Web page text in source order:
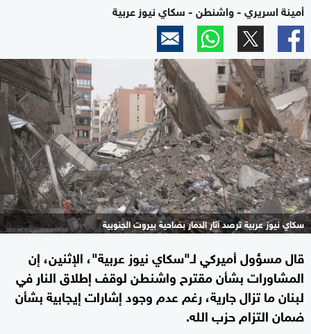
أمينة اسريري - واشنطن - سكاي نيوز عربية
سكاي نيوز عربية ترصد آثار الدمار بضاحية بيروت الجنوبية
قال مسؤول أميركي لـ"سكاي نيوز عربية"، الإثنين، إن
المشاورات بشأن مقترح واشنطن لوقف إطلاق النار في
لبنان ما تزال جارية، رغم عدم وجود إشارات إيجابية بشأن
ضمان التزام حزب الله.